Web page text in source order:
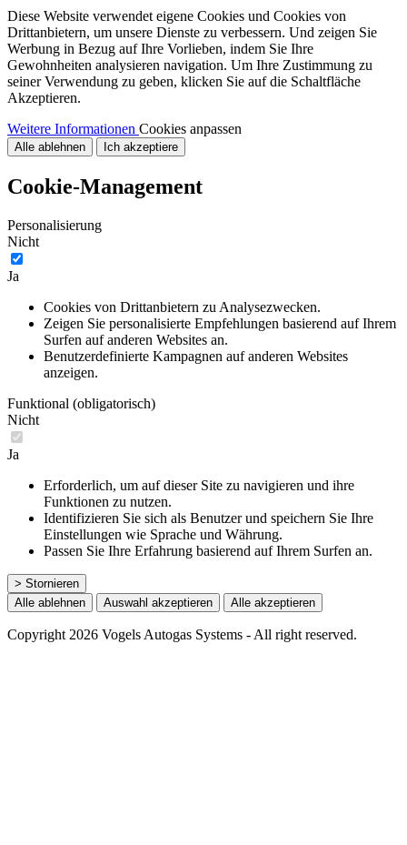
Diese Website verwendet eigene Cookies und Cookies von
Drittanbietern, um unsere Dienste zu verbessern. Und zeigen Sie
Werbung in Bezug auf Ihre Vorlieben, indem Sie Ihre
Gewohnheiten analysieren navigation. Um Ihre Zustimmung zu
seiner Verwendung zu geben, klicken Sie auf die Schaltfläche
Akzeptieren.
Weitere Informationen Cookies anpassen
Alle ablehnen Ich akzeptiere
Cookie-Management
Personalisierung
Nicht
Ja
Cookies von Drittanbietern zu Analysezwecken.
Zeigen Sie personalisierte Empfehlungen basierend auf Ihrem
Surfen auf anderen Websites an.
Benutzerdefinierte Kampagnen auf anderen Websites
anzeigen.
Funktional (obligatorisch)
Nicht
Ja
Erforderlich, um auf dieser Site zu navigieren und ihre
Funktionen zu nutzen.
Identifizieren Sie sich als Benutzer und speichern Sie Ihre
Einstellungen wie Sprache und Währung.
Passen Sie Ihre Erfahrung basierend auf Ihrem Surfen an.
> Stornieren
Alle ablehnen
Auswahl akzeptieren Alle akzeptieren
Copyright 2026 Vogels Autogas Systems - All right reserved.